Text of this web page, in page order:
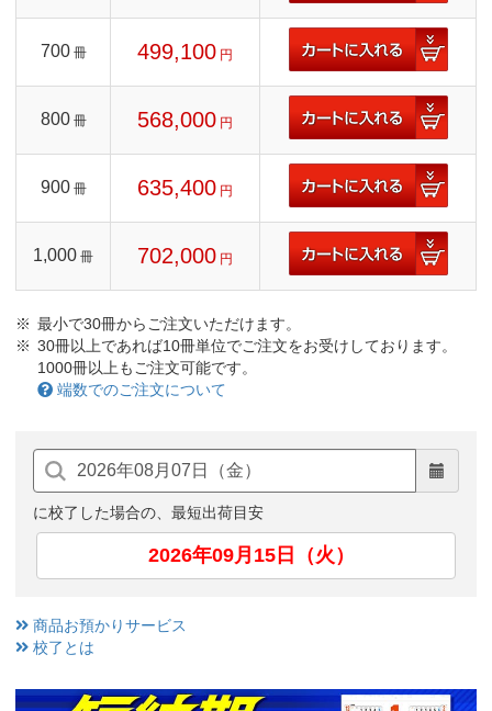
700 冊 499,100 円
800 冊 568,000 円
900 冊 635,400 円
1,000 冊 702,000 円
最小で30冊からご注文いただけます。
30冊以上であれば10冊単位でご注文をお受けしております。
1000冊以上もご注文可能です。
端数でのご注文について
に校了した場合の、最短出荷目安
2026年09月15日（火）
商品お預かりサービス
校了とは